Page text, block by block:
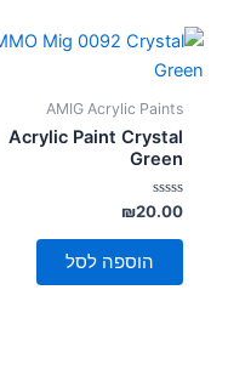
AMIG Acrylic Paints
Acrylic Paint Crystal
Green
דורג
0
מתוך
₪20.00
הוספה לסל